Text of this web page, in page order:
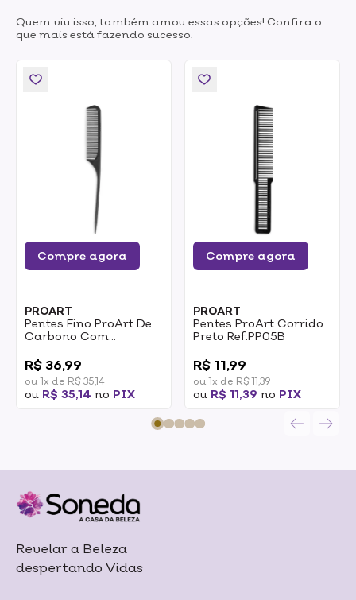
Quem viu isso, também amou essas opções! Confira o
que mais está fazendo sucesso.
Compre agora
PROART
Pentes Fino ProArt De
Carbono Com
Ref:PPC02B
R$ 36,99
ou 1x de R$ 35,14
ou R$ 35,14 no PIX
Compre agora
PROART
Pentes ProArt Corrido
Preto Ref:PP05B
R$ 11,99
ou 1x de R$ 11,39
ou R$ 11,39 no PIX
Revelar a Beleza
despertando Vidas